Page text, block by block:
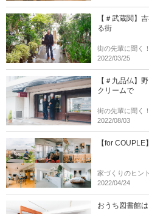
【＃武蔵関】
る街
街の先輩に聞く！
2022/03/25
【＃九品仏】
クリームで
街の先輩に聞く！
2022/08/03
【for
家づくりのヒント
2022/04/24
おうち図書館